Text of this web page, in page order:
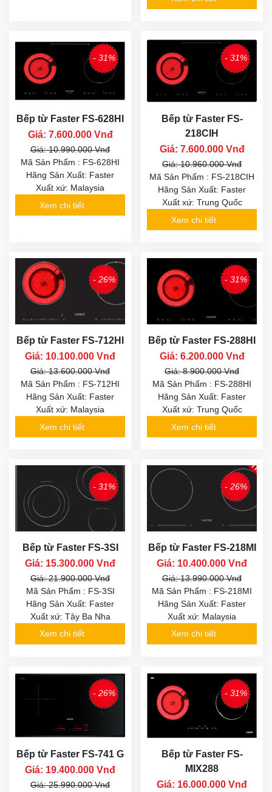
- 31%
Bếp từ Faster FS-628HI
Giá: 7.600.000 Vnđ
Giá: 10.990.000 Vnđ
Mã Sản Phẩm : FS-628HI
Hãng Sản Xuất: Faster
Xuất xứ: Malaysia
Xem chi tiết
- 31%
Bếp từ Faster FS-
218CIH
Giá: 7.600.000 Vnđ
Giá: 10.960.000 Vnđ
Mã Sản Phẩm : FS-218CIH
Hãng Sản Xuất: Faster
Xuất xứ: Trung Quốc
Xem chi tiết
- 26%
Bếp từ Faster FS-712HI
Giá: 10.100.000 Vnđ
Giá: 13.600.000 Vnđ
Mã Sản Phẩm : FS-712HI
Hãng Sản Xuất: Faster
Xuất xứ: Malaysia
Xem chi tiết
- 31%
Bếp từ Faster FS-288HI
Giá: 6.200.000 Vnđ
Giá: 8.900.000 Vnđ
Mã Sản Phẩm : FS-288HI
Hãng Sản Xuất: Faster
Xuất xứ: Trung Quốc
Xem chi tiết
- 31%
Bếp từ Faster FS-3SI
Giá: 15.300.000 Vnđ
Giá: 21.900.000 Vnđ
Mã Sản Phẩm : FS-3SI
Hãng Sản Xuất: Faster
Xuất xứ: Tây Ba Nha
Xem chi tiết
- 26%
Bếp từ Faster FS-218MI
Giá: 10.400.000 Vnđ
Giá: 13.990.000 Vnđ
Mã Sản Phẩm : FS-218MI
Hãng Sản Xuất: Faster
Xuất xứ: Malaysia
Xem chi tiết
- 26%
Bếp từ Faster FS-741 G
Giá: 19.400.000 Vnđ
Giá: 25.990.000 Vnđ
- 31%
Bếp từ Faster FS-
MIX288
Giá: 16.000.000 Vnđ